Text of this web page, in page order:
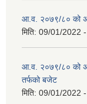
आ.व. २०७९/८० को
मिति: 09/01/2022
आ.व. २०७९/८० को
तर्फको बजेट
मिति: 09/01/2022